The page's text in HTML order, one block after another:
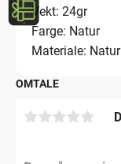
Vekt: 24gr
Farge: Natur
Materiale:
OMTALE